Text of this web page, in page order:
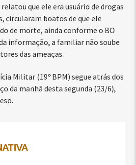
que ele era usuário de drogas
circularam boatos de que ele
de morte, ainda conforme o BO
informação, a familiar não soube
das ameaças.
Militar (19º BPM) segue atrás dos
da manhã desta segunda (23/6),